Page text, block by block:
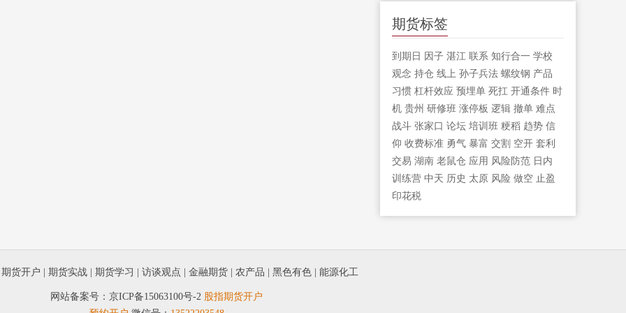
期货标签
到期日 因子 湛江 联系 知行合一 学校
观念 持仓 线上 孙子兵法 螺纹钢 产品
习惯 杠杆效应 预埋单 死扛 开通条件 时
机 贵州 研修班 涨停板 逻辑 撤单 难点
战斗 张家口 论坛 培训班 粳稻 趋势 信
仰 收费标准 勇气 暴富 交割 空开 套利
交易 湖南 老鼠仓 应用 风险防范 日内
训练营 中天 历史 太原 风险 做空 止盈
印花税
期货开户 期货实战 期货学习 访谈观点 金融期货 农产品 黑色有色 能源化工
网站备案号： 京ICP备15063100号-2 股指期货开户